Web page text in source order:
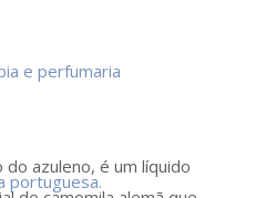
azuleno, é um líquido